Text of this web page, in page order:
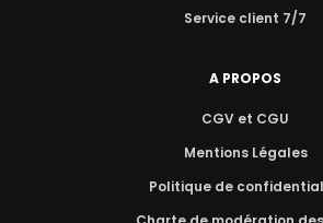
Service client 7/7
A PROPOS
CGV et CGU
Mentions Légales
Politique de